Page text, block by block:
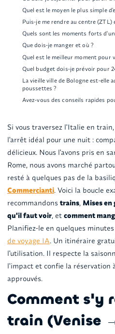
Quel est le moyen le plus simple
Puis-je me rendre au centre (ZTL)
Quels sont les moments forts
Que dois-je manger et où ?
Quel est le meilleur moment pour
Quel budget dois-je prévoir pour
La vieille ville de Bologne est-elle
poussettes ?
Avez-vous des conseils rapides
Si vous traversez l'Italie en train,
l'arrêt idéal pour une nuit :
délicieux. Nous l'avons pris en
Rome, nous avons marché
resté à quelques pas de la
Commercianti. Voici la boucle
recommandons trains, Mises en
qu'il faut voir, et comment
Planifiez-le en quelques minutes
de voyage IA. Un itinéraire
l'utilisation. Il respecte la
l'impact et confie la réservation
approuvés.
Comment s'y
train (Venise